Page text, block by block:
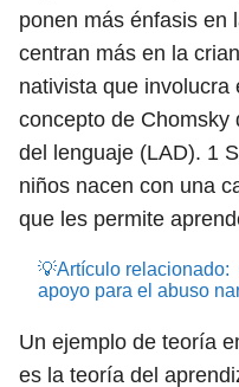
ponen más énfasis en
centran más en la
nativista que involucra
concepto de Chomsky
del lenguaje (LAD). 1
niños nacen con una
que les permite
💡Artículo relacionado:
apoyo para el abuso
Un ejemplo de teoría
es la teoría del